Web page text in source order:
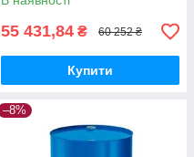
55 431,84 ₴ 60 252 ₴
Купити
–8%